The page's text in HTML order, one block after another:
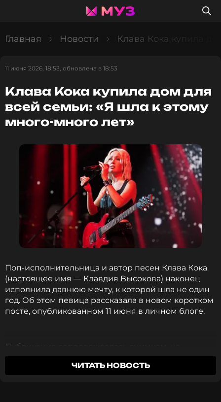
Главная Новости Клава Кока купила
11 июня 2026, 18:53, обновлена в 18:53
Клава Кока купила дом для
всей семьи: «Я шла к этому
много-много лет»
Поп-исполнительница и автор песен Клава Кока
(настоящее имя — Клавдия Высокова) наконец
исполнила давнюю мечту, к которой шла не один
год. Об этом певица рассказала в новом коротком
посте, опубликованном 11 июня в личном блоге.
Публикация сопровождалась снимком, на
котором Клава запечатлена вместе с родителями
— Вадимом и Олесей Высоковыми. На артистке —
ЧИТАТЬ НОВОСТЬ